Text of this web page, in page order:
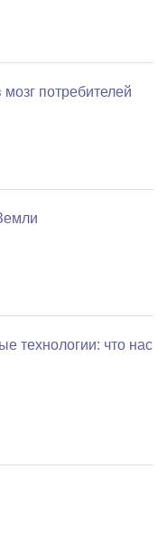
потребителей
технологии: что нас